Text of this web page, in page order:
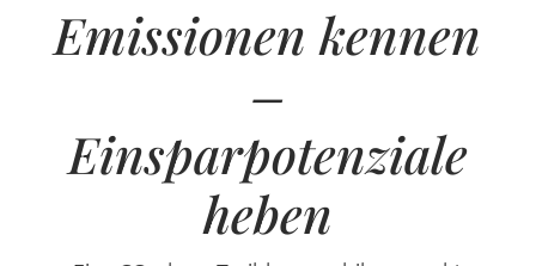
Emissionen kennen
–
Einsparpotenziale
heben